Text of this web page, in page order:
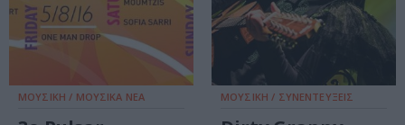
ΜΟΥΣΙΚΗ / ΜΟΥΣΙΚΑ ΝΕΑ ΜΟΥΣΙΚΗ / ΣΥΝΕΝΤΕΥΞΕΙΣ